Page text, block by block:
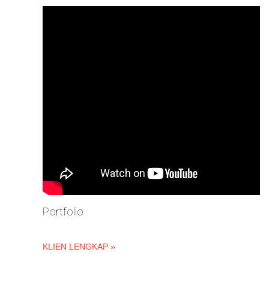
Portfolio
KLIEN LENGKAP »